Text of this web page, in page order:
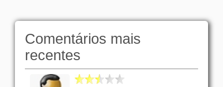
Comentários mais
recentes